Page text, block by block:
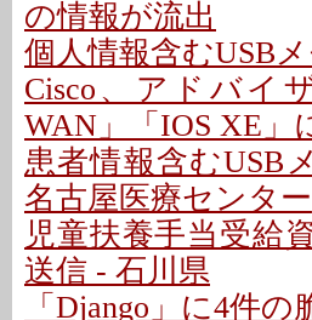
の情報が流出
個人情報含むUSB
Cisco、アドバイ
WAN」「IOS XE」
患者情報含むUSB
名古屋医療センター
児童扶養手当受給
送信 - 石川県
「Django」に4件